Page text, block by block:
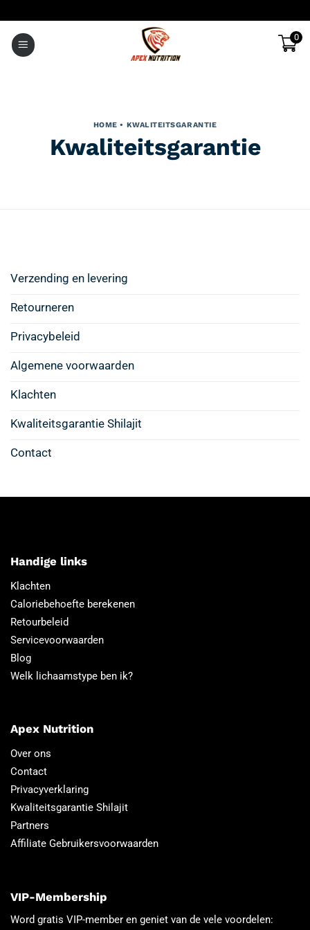
inhoud
0
HOME • KWALITEITSGARANTIE
Kwaliteitsgarantie
Verzending en levering
Retourneren
Privacybeleid
Algemene voorwaarden
Klachten
Kwaliteitsgarantie Shilajit
Contact
Handige links
Klachten
Caloriebehoefte berekenen
Retourbeleid
Servicevoorwaarden
Blog
Welk lichaamstype ben ik?
Apex Nutrition
Over ons
Contact
Privacyverklaring
Kwaliteitsgarantie Shilajit
Partners
Affiliate Gebruikersvoorwaarden
VIP-Membership
Word gratis VIP-member en geniet van de vele voordelen: